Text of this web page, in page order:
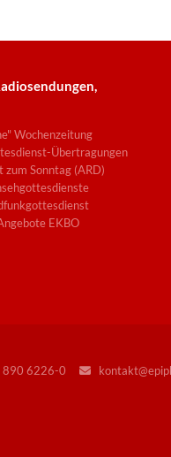
Wochenzeitung
Übertragungen
zum Sonntag (ARD)
EKBO
6226-0 